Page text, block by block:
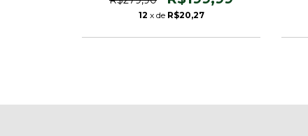
12 x de R$20,27